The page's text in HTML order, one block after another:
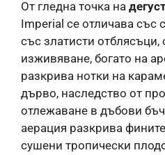
От гледна точка на
Imperial се отличава със
със златисти
изживяване, богато на
разкрива нотки на
дърво, наследство от
отлежаване в дъбови
аерация разкрива
сушени тропически